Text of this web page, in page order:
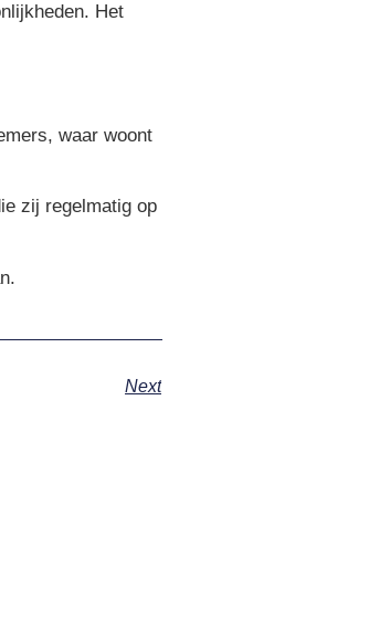
Het
waar woont
zij regelmatig op
Next